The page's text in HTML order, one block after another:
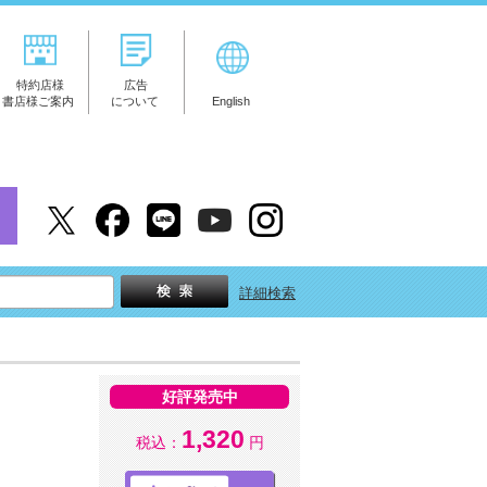
特約店様
書店様ご案内
広告
について
English
詳細検索
好評発売中
税込： 1,320 円